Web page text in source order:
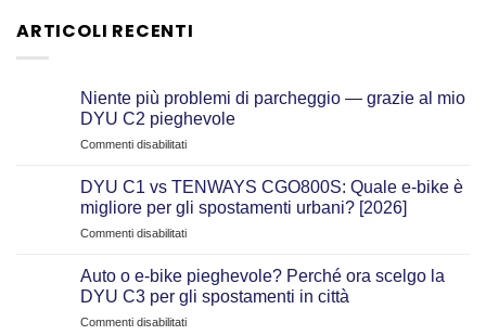
era:
ARTICOLI RECENTI
Niente più problemi di parcheggio — grazie al mio
DYU C2 pieghevole
Commenti disabilitatisu
più
problemi
di
parcheggio
grazie
al
mio
DYU
DYU C1 vs TENWAYS CGO800S: Quale e‑bike è
migliore per gli spostamenti urbani? [2026]
Commenti disabilitatisu
C1
vs
TENWAYS
CGO800S:
Auto o e-bike pieghevole? Perché ora scelgo la
DYU C3 per gli spostamenti in città
Commenti disabilitatisu